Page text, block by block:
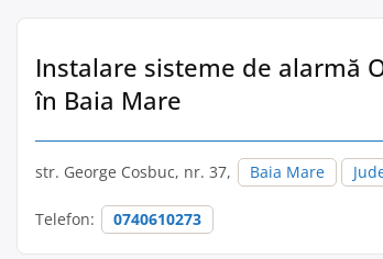
Instalare sisteme de alarmă
în Baia Mare
str. George Cosbuc, nr. 37, Baia Mare
Telefon: 0740610273